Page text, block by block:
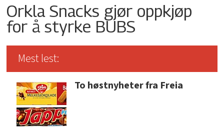
Orkla Snacks gjør oppkjøp
for å styrke BUBS
Mest lest:
To høstnyheter fra Freia